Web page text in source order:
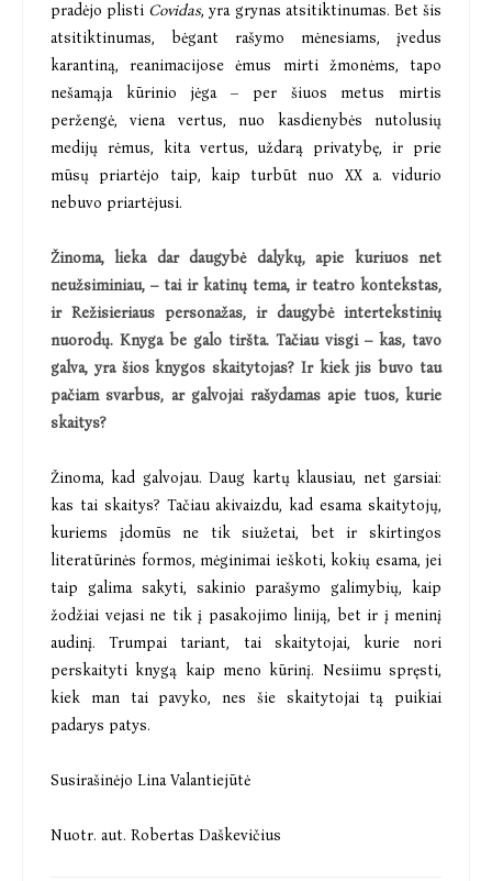
pradėjo plisti Covidas, yra grynas atsitiktinumas. Bet šis
atsitiktinumas, bėgant rašymo mėnesiams, įvedus
karantiną, reanimacijose ėmus mirti žmonėms, tapo
nešamąja kūrinio jėga – per šiuos metus mirtis
peržengė, viena vertus, nuo kasdienybės nutolusių
medijų rėmus, kita vertus, uždarą privatybę, ir prie
mūsų priartėjo taip, kaip turbūt nuo XX a. vidurio
nebuvo priartėjusi.
Žinoma, lieka dar daugybė dalykų, apie kuriuos net
neužsiminiau, – tai ir katinų tema, ir teatro kontekstas,
ir Režisieriaus personažas, ir daugybė intertekstinių
nuorodų. Knyga be galo tiršta. Tačiau visgi – kas, tavo
galva, yra šios knygos skaitytojas? Ir kiek jis buvo tau
pačiam svarbus, ar galvojai rašydamas apie tuos, kurie
skaitys?
Žinoma, kad galvojau. Daug kartų klausiau, net garsiai:
kas tai skaitys? Tačiau akivaizdu, kad esama skaitytojų,
kuriems įdomūs ne tik siužetai, bet ir skirtingos
literatūrinės formos, mėginimai ieškoti, kokių esama, jei
taip galima sakyti, sakinio parašymo galimybių, kaip
žodžiai vejasi ne tik į pasakojimo liniją, bet ir į meninį
audinį. Trumpai tariant, tai skaitytojai, kurie nori
perskaityti knygą kaip meno kūrinį. Nesiimu spręsti,
kiek man tai pavyko, nes šie skaitytojai tą puikiai
padarys patys.
Susirašinėjo Lina Valantiejūtė
Nuotr. aut. Robertas Daškevičius